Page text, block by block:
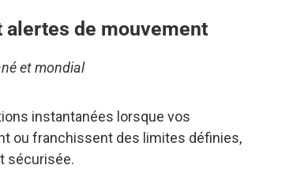
alertes de mouvement
et mondial
instantanées lorsque vos
ou franchissent des limites définies,
sécurisée.